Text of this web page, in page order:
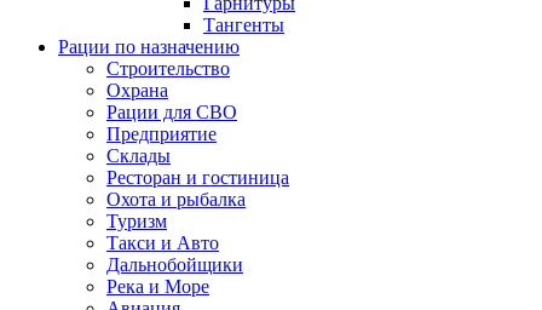
Тангенты
Рации по назначению
Строительство
Охрана
Рации для СВО
Предприятие
Склады
Ресторан и гостиница
Охота и рыбалка
Туризм
Такси и Авто
Дальнобойщики
Река и Море